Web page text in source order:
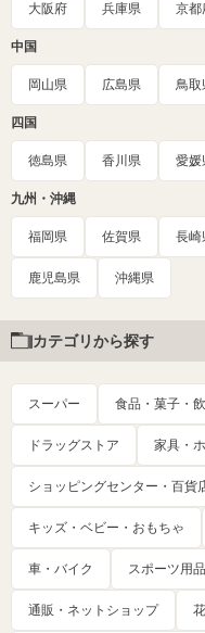
大阪府 兵庫県 京都
中国
岡山県 広島県 鳥取
四国
徳島県 香川県 愛媛
九州・沖縄
福岡県 佐賀県 長崎
鹿児島県 沖縄県
カテゴリから探す
スーパー 食品・菓子・
ドラッグストア 家具・
ショッピングセンター・百貨
キッズ・ベビー・おもちゃ
車・バイク スポーツ用
通販・ネットショップ